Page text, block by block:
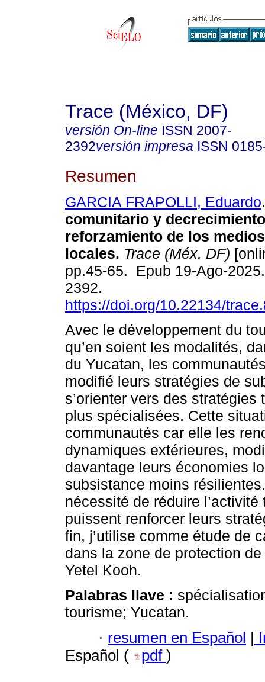
Trace (México, DF)
versión On-line ISSN 2007-
2392versión impresa ISSN
Resumen
GARCIA FRAPOLLI, Eduardo.
comunitario y
reforzamiento de los
locales. Trace (Méx. DF)
pp.45-65. Epub 19-Ago-
2392.
https://doi.org/10.22134/
Avec le développement du
qu’en soient les modalités,
du Yucatan, les
modifié leurs stratégies de
s’orienter vers des stratégies
plus spécialisées. Cette
communautés car elle les
dynamiques extérieures,
davantage leurs économies
subsistance moins
nécessité de réduire
puissent renforcer leurs
fin, j’utilise comme étude de
dans la zone de protection de
Yetel Kooh.
Palabras llave :
tourisme; Yucatan.
· resumen en Español |
Español (
pdf )